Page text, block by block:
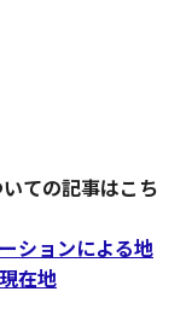
ての記事はこち
ションによる地
在地